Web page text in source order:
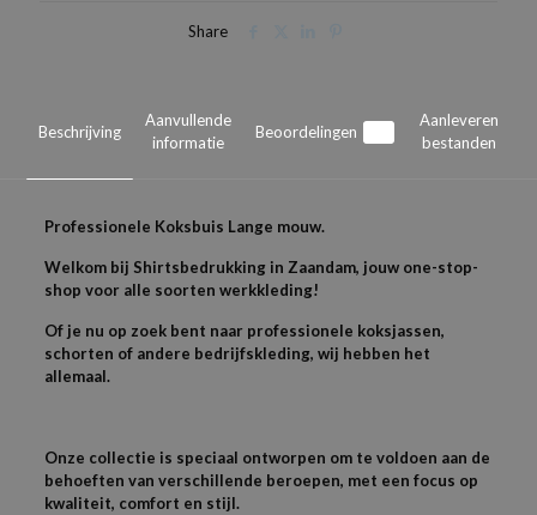
Share
Beschrijving
Aanvullende
informatie
Beoordelingen
Aanleveren
bestanden
Professionele Koksbuis Lange mouw.
Welkom bij Shirtsbedrukking in Zaandam, jouw one-stop-
shop voor alle soorten werkkleding!
Of je nu op zoek bent naar professionele koksjassen,
schorten of andere bedrijfskleding, wij hebben het
allemaal.
Onze collectie is speciaal ontworpen om te voldoen aan de
behoeften van verschillende beroepen, met een focus op
kwaliteit, comfort en stijl.